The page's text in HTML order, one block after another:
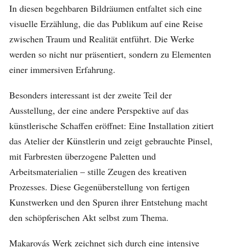
In diesen begehbaren Bildräumen entfaltet sich eine
visuelle Erzählung, die das Publikum auf eine Reise
zwischen Traum und Realität entführt. Die Werke
werden so nicht nur präsentiert, sondern zu Elementen
einer immersiven Erfahrung.
Besonders interessant ist der zweite Teil der
Ausstellung, der eine andere Perspektive auf das
künstlerische Schaffen eröffnet: Eine Installation zitiert
das Atelier der Künstlerin und zeigt gebrauchte Pinsel,
mit Farbresten überzogene Paletten und
Arbeitsmaterialien – stille Zeugen des kreativen
Prozesses. Diese Gegenüberstellung von fertigen
Kunstwerken und den Spuren ihrer Entstehung macht
den schöpferischen Akt selbst zum Thema.
Makarovás Werk zeichnet sich durch eine intensive